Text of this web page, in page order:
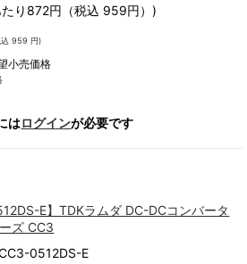
たり872円（税込 959円）)
込 959 円)
小売価格
はログインが必要です
E】TDKラムダ DC-DCコンバータ
ズ CC3
0512DS-E